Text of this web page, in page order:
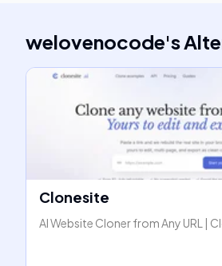
welovenocode's
Clonesite
AI Website Cloner from Any URL |